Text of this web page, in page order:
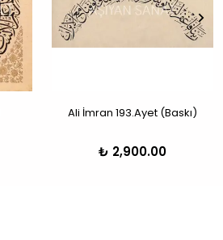
Ali İmran 193.Ayet (Baskı)
₺ 2,900.00